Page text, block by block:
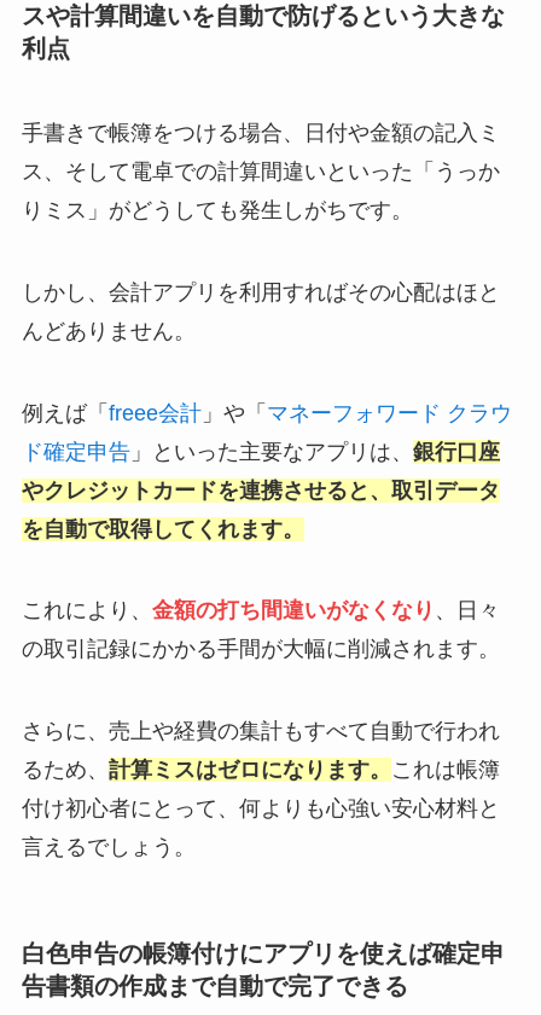
スや計算間違いを自動で防げるという大きな
利点
手書きで帳簿をつける場合、日付や金額の記入ミ
ス、そして電卓での計算間違いといった「うっか
りミス」がどうしても発生しがちです。
しかし、会計アプリを利用すればその心配はほと
んどありません。
例えば「 freee会計」や「 マネーフォワード クラウ
ド確定申告」といった主要なアプリは、 銀行口座
やクレジットカードを連携させると、取引データ
を自動で取得してくれます。
これにより、 金額の打ち間違いがなくなり 、日々
の取引記録にかかる手間が大幅に削減されます。
さらに、売上や経費の集計もすべて自動で行われ
るため、 計算ミスはゼロになります。
これは帳簿
付け初心者にとって、何よりも心強い安心材料と
言えるでしょう。
白色申告の帳簿付けにアプリを使えば確定申
告書類の作成まで自動で完了できる